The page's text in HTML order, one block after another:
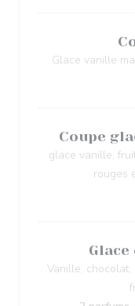
Glace vanille
Coupe
glace vanille,
rouges
Vanille, chocolat,